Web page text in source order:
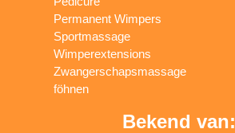
Permanent Wimpers
Sportmassage
Wimperextensions
Zwangerschapsmassage
föhnen
Bekend van: